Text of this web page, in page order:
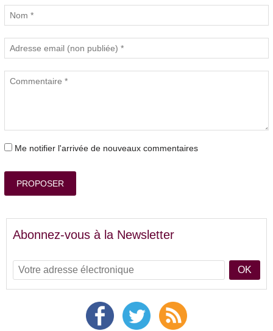
Me notifier l'arrivée de nouveaux commentaires
PROPOSER
Abonnez-vous à la Newsletter
OK